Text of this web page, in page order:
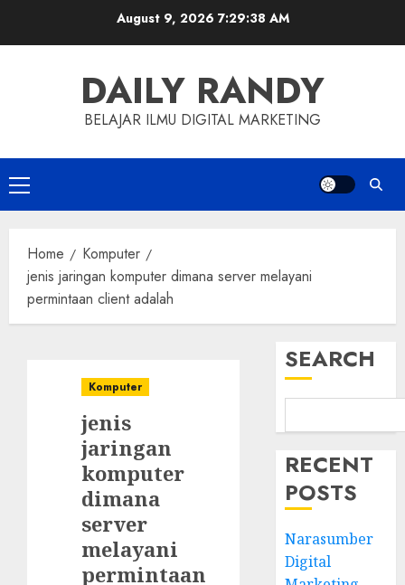
August 9, 2026 7:29:39 AM
DAILY RANDY
BELAJAR ILMU DIGITAL MARKETING
Primary
Menu
Home
Komputer
jenis jaringan komputer dimana server melayani
permintaan client adalah
Komputer
jenis
jaringan
komputer
dimana
server
melayani
permintaan
SEARCH
RECENT
POSTS
Narasumber
Digital